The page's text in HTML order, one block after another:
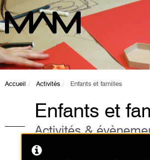
Accueil Activités Enfants et familles
Enfants et
Activités &
enfants et la famille